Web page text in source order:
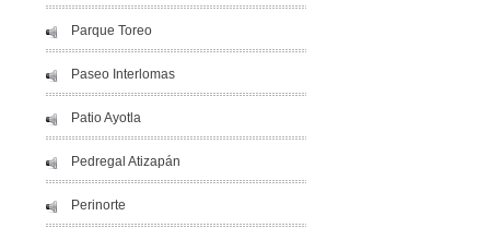
Parque Toreo
Paseo Interlomas
Patio Ayotla
Pedregal Atizapán
Perinorte